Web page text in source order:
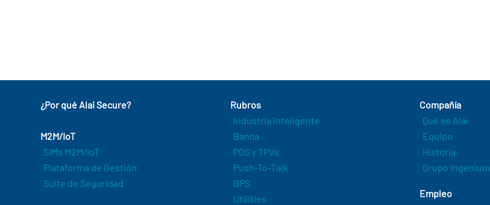
¿Por qué Alai Secure?
M2M/IoT
SIMs M2M/IoT
Plataforma de Gestión
Suite de Seguridad
Rubros
Industria inteligente
Banca
POS y TPVs
Push-To-Talk
GPS
Utilities
Compañía
Qué es Alai
Equipo
Historia
Grupo Ingenium
Empleo